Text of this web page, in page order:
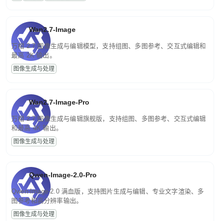
Wan2.7-Image
万相 2.7 图像生成与编辑模型，支持组图、多图参考、交互式编辑和
最高 2K 输出。
图像生成与处理
Wan2.7-Image-Pro
万相 2.7 图像生成与编辑旗舰版，支持组图、多图参考、交互式编辑
和最高 4K 输出。
图像生成与处理
Qwen-Image-2.0-Pro
Qwen-Image-2.0 满血版，支持图片生成与编辑、专业文字渲染、多
图参考和高分辨率输出。
图像生成与处理